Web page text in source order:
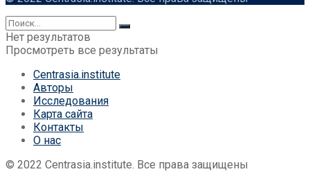
Нет результатов
Просмотреть все результаты
Centrasia.institute
Авторы
Исследования
Карта сайта
Контакты
О нас
© 2022 Centrasia.institute. Все права защищены